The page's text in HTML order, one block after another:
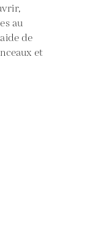
au
de
et